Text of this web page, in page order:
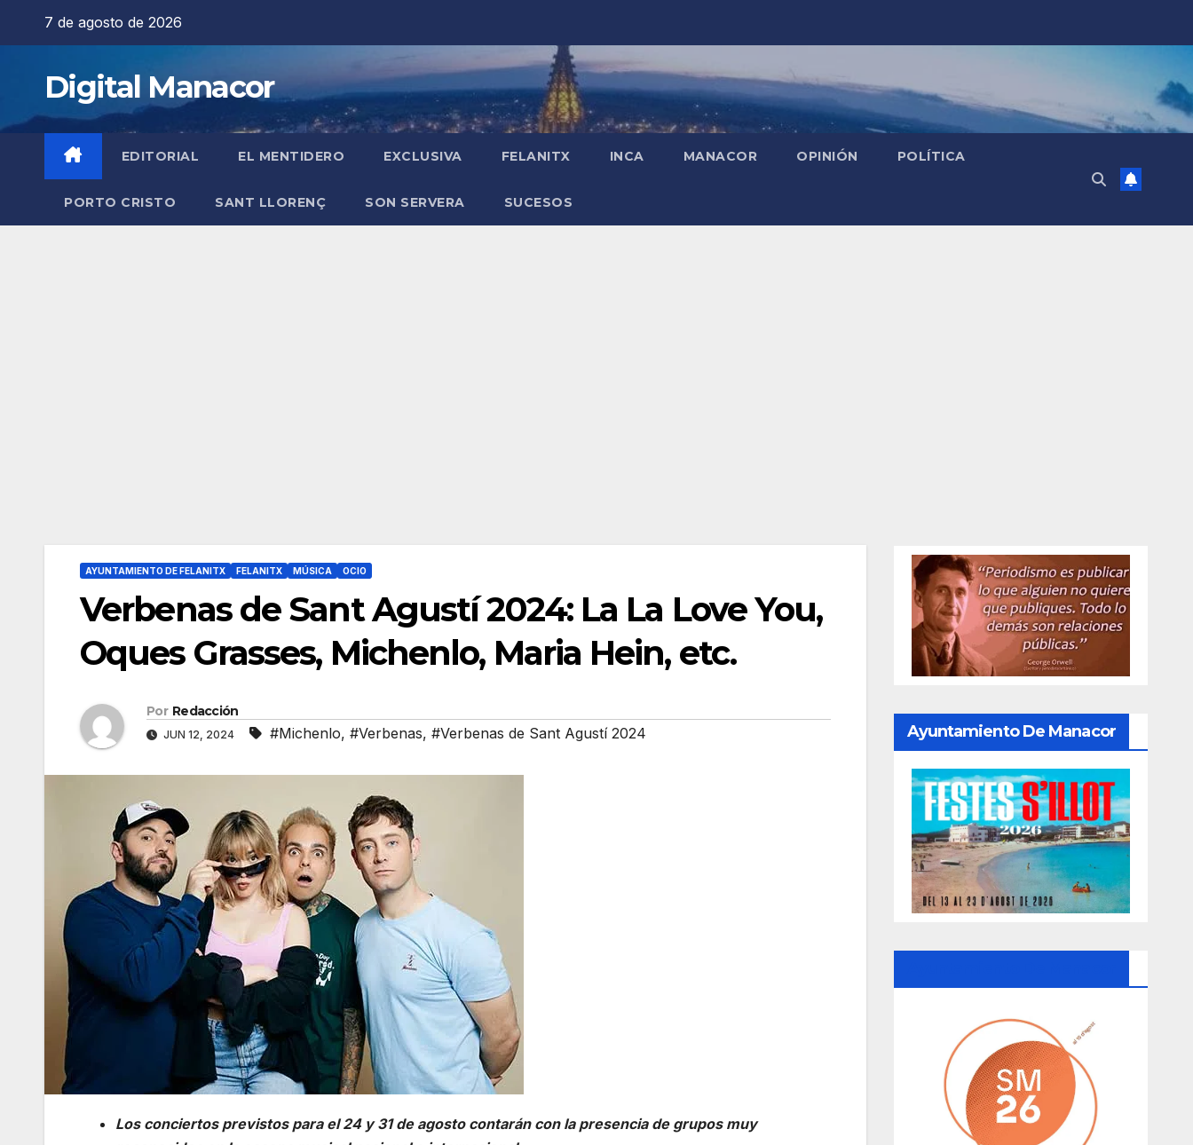
7 de agosto de 2026
Digital Manacor
EDITORIAL EL MENTIDERO EXCLUSIVA FELANITX INCA MANACOR OPINIÓN POLÍTICA
PORTO CRISTO SANT LLORENÇ SON SERVERA SUCESOS
AYUNTAMIENTO DE FELANITX FELANITX MÚSICA OCIO
Verbenas de Sant Agustí 2024: La La Love You,
Oques Grasses, Michenlo, Maria Hein, etc.
Por Redacción
JUN 12, 2024 #Michenlo, #Verbenas, #Verbenas de Sant Agustí 2024
Los conciertos previstos para el 24 y 31 de agosto contarán con la presencia de grupos muy
Ayuntamiento De Manacor